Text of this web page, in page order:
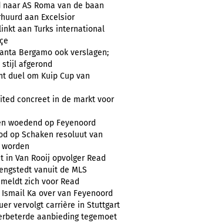
AS Roma van de baan
aan Excelsior
aan Turks international
Bergamo ook verslagen;
afgerond
duel om Kuip Cup van
concreet in de markt voor
woedend op Feyenoord
op Schaken resoluut van
in Van Rooij opvolger Read
vanuit de MLS
zich voor Read
Ka over van Feyenoord
vervolgt carrière in Stuttgart
aanbieding tegemoet